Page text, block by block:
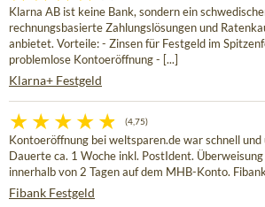
Klarna AB ist keine Bank, sondern ein
rechnungsbasierte Zahlungslösungen und
anbietet. Vorteile: - Zinsen für Festgeld im
problemlose Kontoeröffnung - [...]
Klarna+ Festgeld
(4,75)
Kontoeröffnung bei weltsparen.de war schnell und
Dauerte ca. 1 Woche inkl. PostIdent.
innerhalb von 2 Tagen auf dem MHB-Konto. Fibank
Fibank Festgeld